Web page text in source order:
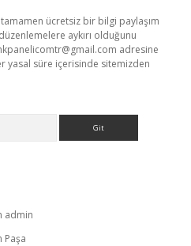
ücretsiz bir bilgi paylaşım
aykırı olduğunu
adresine
yasal süre içerisinde sitemizden
admin
Paşa